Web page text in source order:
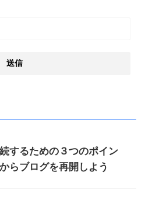
するための３つのポイン
らブログを再開しよう